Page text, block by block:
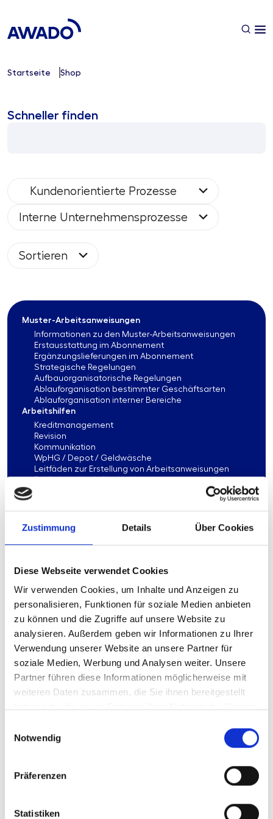
Zustimmung Details Über Cookies
Diese Webseite verwendet Cookies
Wir verwenden Cookies, um Inhalte und Anzeigen zu
personalisieren, Funktionen für soziale Medien anbieten
zu können und die Zugriffe auf unsere Website zu
analysieren. Außerdem geben wir Informationen zu Ihrer
Verwendung unserer Website an unsere Partner für
soziale Medien, Werbung und Analysen weiter. Unsere
Partner führen diese Informationen möglicherweise mit
weiteren Daten zusammen, die Sie ihnen bereitgestellt
Notwendig
Präferenzen
Statistiken
Startseite Shop
Schneller finden
Kundenorientierte Prozesse
Interne Unternehmensprozesse
Sortieren
Muster-Arbeitsanweisungen
Informationen zu den Muster-Arbeitsanweisungen
Erstausstattung im Abonnement
Ergänzungslieferungen im Abonnement
Strategische Regelungen
Aufbauorganisatorische Regelungen
Ablauforganisation bestimmter Geschäftsarten
Ablauforganisation interner Bereiche
Arbeitshilfen
Kreditmanagement
Revision
Kommunikation
WpHG / Depot / Geldwäsche
Leitfäden zur Erstellung von Arbeitsanweisungen
Risikomanagement
Vergleichsstudien
IT-Management
Compliance Management
Meldewesen
ERFA-Runde
Recruiting
interne Kommunikation
Personalverwaltung
Personalentwicklung
Arbeitsrecht
Personalführung
Preisbildung
Privatkundenvertrieb
Fusion und Liquidation